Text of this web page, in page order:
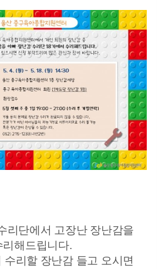
리단에서 고장난 장난감을
리해드립니다.
수리할 장난감 들고 오시면